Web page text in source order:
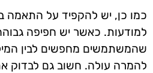
כמו כן, יש להקפיד על התאמה
למודעות. כאשר יש חפיפה
שהמשתמשים מחפשים לבין
להמרה עולה. חשוב גם לבדוק